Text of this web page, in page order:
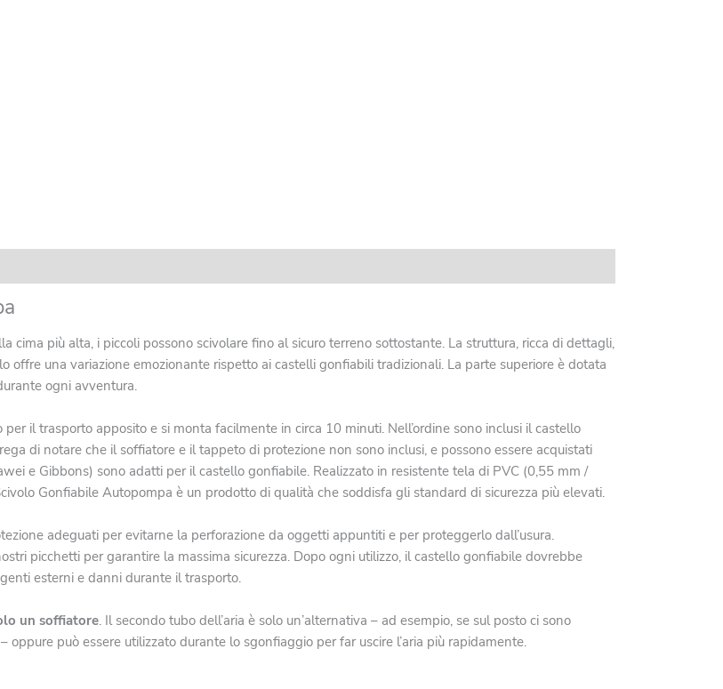
cima più alta, i piccoli possono scivolare fino al sicuro terreno sottostante. La struttura, ricca di dettagli,
offre una variazione emozionante rispetto ai castelli gonfiabili tradizionali. La parte superiore è dotata
ogni avventura.
il trasporto apposito e si monta facilmente in circa 10 minuti. Nell’ordine sono inclusi il castello
di notare che il soffiatore e il tappeto di protezione non sono inclusi, e possono essere acquistati
e Gibbons) sono adatti per il castello gonfiabile. Realizzato in resistente tela di PVC (0,55 mm /
Gonfiabile Autopompa è un prodotto di qualità che soddisfa gli standard di sicurezza più elevati.
adeguati per evitarne la perforazione da oggetti appuntiti e per proteggerlo dall’usura.
picchetti per garantire la massima sicurezza. Dopo ogni utilizzo, il castello gonfiabile dovrebbe
esterni e danni durante il trasporto.
un soffiatore. Il secondo tubo dell’aria è solo un’alternativa – ad esempio, se sul posto ci sono
può essere utilizzato durante lo sgonfiaggio per far uscire l’aria più rapidamente.